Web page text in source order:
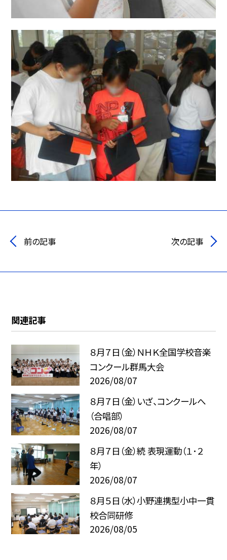
前の記事 次の記事
関連記事
８月７日（金）ＮＨＫ全国学校音楽
コンクール群馬大会
2026/08/07
８月７日（金）いざ、コンクールへ
（合唱部）
2026/08/07
８月７日（金）続 表現運動（１･２
年）
2026/08/07
８月５日（水）小野連携型小中一貫
校合同研修
2026/08/05